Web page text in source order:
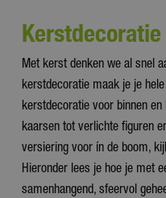
Kerstdecoratie
Met kerst denken we al snel
kerstdecoratie maak je je
kerstdecoratie voor binnen
kaarsen tot verlichte figuren
versiering voor ín de boom,
Hieronder lees je hoe je met
samenhangend, sfeervol